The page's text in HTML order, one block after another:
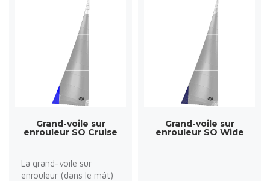
Grand-voile sur
enrouleur SO Cruise
La grand-voile sur
enrouleur (dans le mât)
Grand-voile sur
enrouleur SO Wide